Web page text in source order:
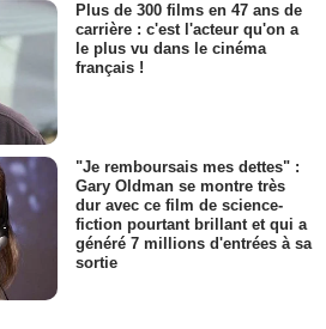
Plus de 300 films en 47 ans de
carrière : c'est l'acteur qu'on a
le plus vu dans le cinéma
français !
"Je remboursais mes dettes" :
Gary Oldman se montre très
dur avec ce film de science-
fiction pourtant brillant et qui a
généré 7 millions d'entrées à sa
sortie